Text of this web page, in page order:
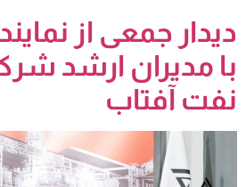
دیدار جمعی از
با مدیران ارشد
نفت آفتاب